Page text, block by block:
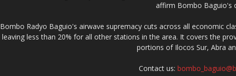
affirm Bombo Baguio's
Bombo Radyo Baguio's airwave supremacy cuts across all economic
leaving less than 20% for all other stations in the area. It covers the
portions of Ilocos Sur, Abra
Contact us: